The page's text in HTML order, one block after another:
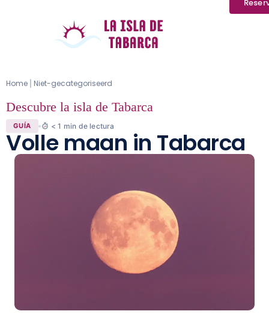
Home Niet-gecategoriseerd
Descubre la isla de Tabarca
GUÍA < 1 min de lectura
Volle maan in Tabarca